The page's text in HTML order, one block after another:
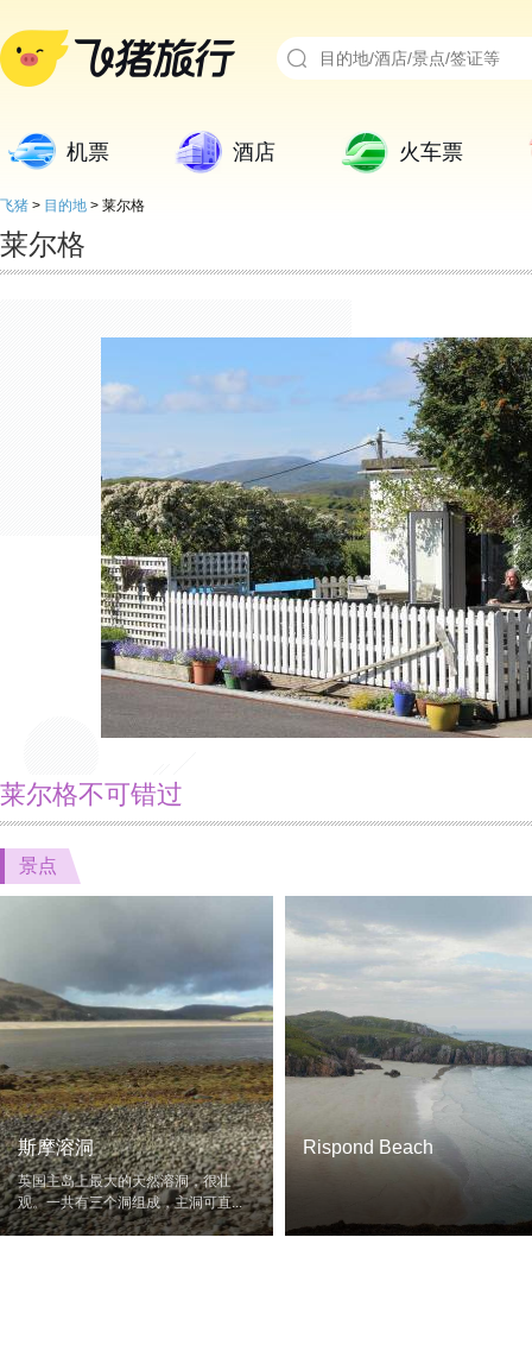
机票 酒店 火车票
飞猪 > 目的地 > 莱尔格
莱尔格
莱尔格不可错过
景点
斯摩溶洞
英国主岛上最大的天然溶洞，很壮
观。一共有三个洞组成，主洞可直...
Rispond Beach